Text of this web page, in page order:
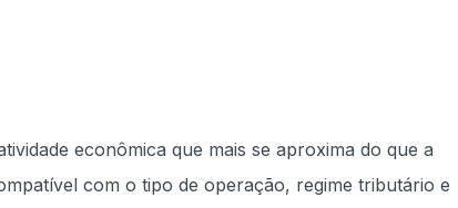
econômica que mais se aproxima do que a
com o tipo de operação, regime tributário e